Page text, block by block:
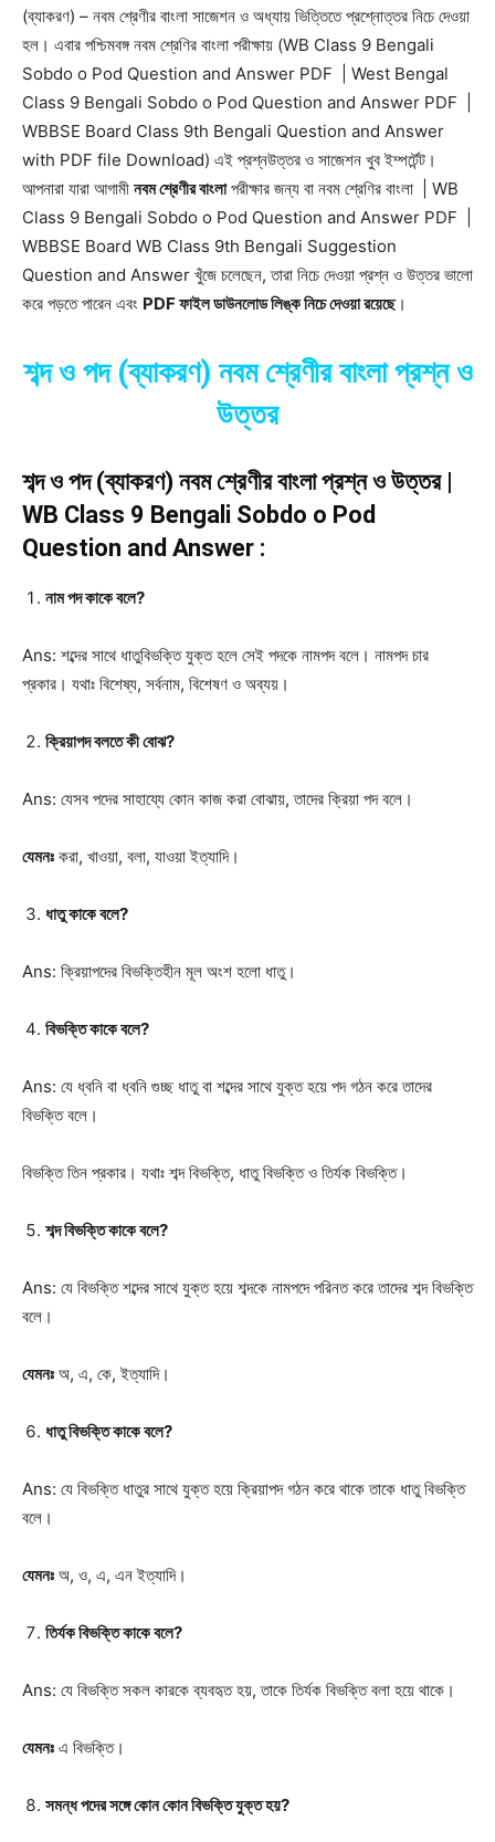
(ব্যাকরণ) – নবম শ্রেণীর বাংলা সাজেশন ও অধ্যায় ভিত্তিতে প্রশ্নোত্তর নিচে দেওয়া
হল। এবার পশ্চিমবঙ্গ নবম শ্রেণির বাংলা পরীক্ষায় (WB Class 9 Bengali
Sobdo o Pod Question and Answer PDF | West Bengal
Class 9 Bengali Sobdo o Pod Question and Answer PDF |
WBBSE Board Class 9th Bengali Question and Answer
with PDF file Download) এই প্রশ্নউত্তর ও সাজেশন খুব ইম্পর্টেন্ট।
আপনারা যারা আগামী নবম শ্রেণীর বাংলাপরীক্ষার জন্য বা নবম শ্রেণির বাংলা | WB
Class 9 Bengali Sobdo o Pod Question and Answer PDF |
WBBSE Board WB Class 9th Bengali Suggestion
Question and Answer খুঁজে চলেছেন, তারা নিচে দেওয়া প্রশ্ন ও উত্তর ভালো
করে পড়তে পারেন এবং PDF ফাইল ডাউনলোড লিঙ্ক নিচে দেওয়া রয়েছে।
শব্দ ও পদ (ব্যাকরণ) নবম শ্রেণীর বাংলা প্রশ্ন ও
উত্তর
শব্দ ও পদ (ব্যাকরণ) নবম শ্রেণীর বাংলা প্রশ্ন ও উত্তর |
WB Class 9 Bengali Sobdo o Pod
Question and Answer :
নাম পদ কাকে বলে?
Ans: শব্দের সাথে ধাতুবিভক্তি যুক্ত হলে সেই পদকে নামপদ বলে। নামপদ চার
প্রকার। যথাঃ বিশেষ্য, সর্বনাম, বিশেষণ ও অব্যয়।
ক্রিয়াপদ বলতে কী বোঝ?
Ans: যেসব পদের সাহায্যে কোন কাজ করা বোঝায়, তাদের ক্রিয়া পদ বলে।
যেমনঃ করা, খাওয়া, বলা, যাওয়া ইত্যাদি।
ধাতু কাকে বলে?
Ans: ক্রিয়াপদের বিভক্তিহীন মূল অংশ হলো ধাতু।
বিভক্তি কাকে বলে?
Ans: যে ধ্বনি বা ধ্বনি গুচ্ছ ধাতু বা শব্দের সাথে যুক্ত হয়ে পদ গঠন করে তাদের
বিভক্তি বলে।
বিভক্তি তিন প্রকার। যথাঃ শব্দ বিভক্তি, ধাতু বিভক্তি ও তির্যক বিভক্তি।
শব্দ বিভক্তি কাকে বলে?
Ans: যে বিভক্তি শব্দের সাথে যুক্ত হয়ে শব্দকে নামপদে পরিনত করে তাদের শব্দ বিভক্তি
বলে।
যেমনঃ অ, এ, কে, ইত্যাদি।
ধাতু বিভক্তি কাকে বলে?
Ans: যে বিভক্তি ধাতুর সাথে যুক্ত হয়ে ক্রিয়াপদ গঠন করে থাকে তাকে ধাতু বিভক্তি
বলে।
যেমনঃ অ, ও, এ, এন ইত্যাদি।
তির্যক বিভক্তি কাকে বলে?
Ans: যে বিভক্তি সকল কারকে ব্যবহৃত হয়, তাকে তির্যক বিভক্তি বলা হয়ে থাকে।
যেমনঃ এ বিভক্তি।
সমন্ধ পদের সঙ্গে কোন কোন বিভক্তি যুক্ত হয়?